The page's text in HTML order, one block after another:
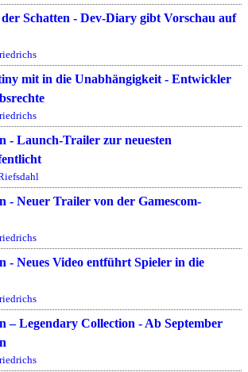
Schatten - Dev-Diary gibt Vorschau auf
mit in die Unabhängigkeit - Entwickler
- Launch-Trailer zur neuesten
- Neuer Trailer von der Gamescom-
- Neues Video entführt Spieler in die
– Legendary Collection - Ab September